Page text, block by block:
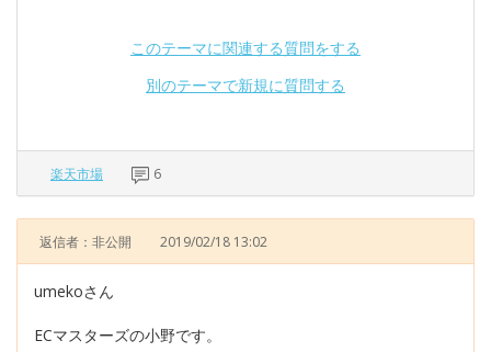
このテーマに関連する質問をする
別のテーマで新規に質問する
楽天市場 6
返信者：非公開 2019/02/18 13:02
umekoさん
ECマスターズの小野です。